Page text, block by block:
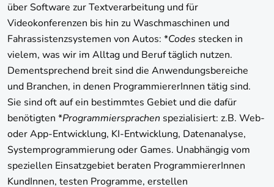
über Software zur Textverarbeitung und für
Videokonferenzen bis hin zu Waschmaschinen und
Fahrassistenzsystemen von Autos: *Codes stecken in
vielem, was wir im Alltag und Beruf täglich nutzen.
Dementsprechend breit sind die Anwendungsbereiche
und Branchen, in denen ProgrammiererInnen tätig sind.
Sie sind oft auf ein bestimmtes Gebiet und die dafür
benötigten *Programmiersprachen spezialisiert: z.B. Web-
oder App-Entwicklung, KI-Entwicklung, Datenanalyse,
Systemprogrammierung oder Games. Unabhängig vom
speziellen Einsatzgebiet beraten ProgrammiererInnen
KundInnen, testen Programme, erstellen